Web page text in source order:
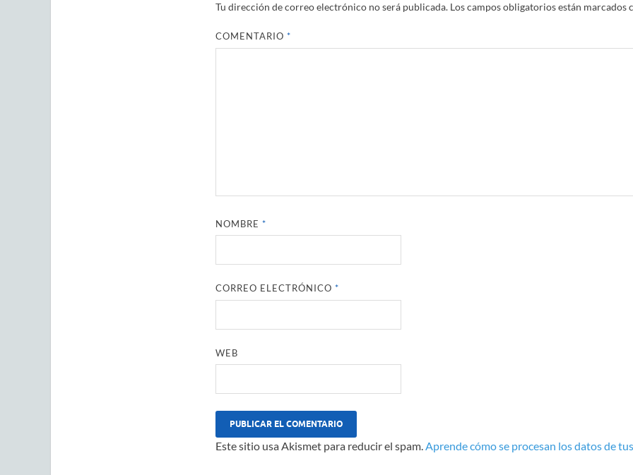
Tu dirección de correo electrónico no será publicada. Los campos obligatorios están marcados
COMENTARIO *
NOMBRE *
CORREO ELECTRÓNICO *
WEB
Este sitio usa Akismet para reducir el spam.Aprende cómo se procesan los datos de